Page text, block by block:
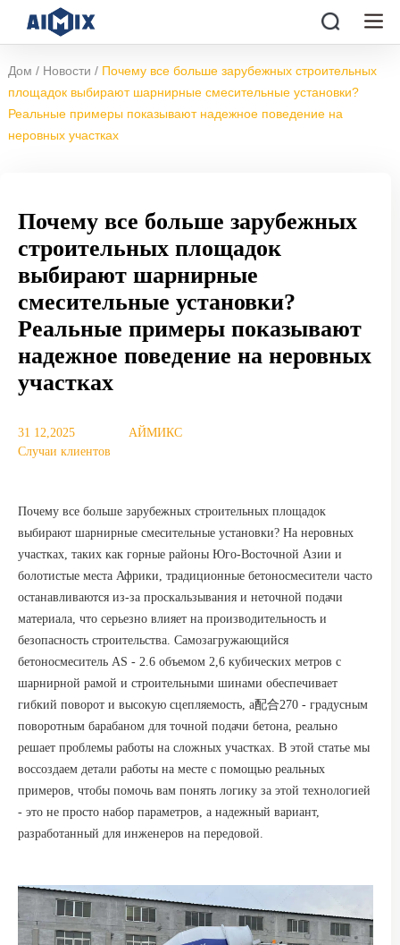
Дом / Новости / Почему все больше зарубежных строительных
площадок выбирают шарнирные смесительные установки?
Реальные примеры показывают надежное поведение на
неровных участках
Почему все больше зарубежных
строительных площадок
выбирают шарнирные
смесительные установки?
Реальные примеры показывают
надежное поведение на неровных
участках
31 12,2025
АЙМИКС
Случаи клиентов
Почему все больше зарубежных строительных площадок
выбирают шарнирные смесительные установки? На неровных
участках, таких как горные районы Юго-Восточной Азии и
болотистые места Африки, традиционные бетоносмесители часто
останавливаются из-за проскальзывания и неточной подачи
материала, что серьезно влияет на производительность и
безопасность строительства. Самозагружающийся
бетоносмеситель AS - 2.6 объемом 2,6 кубических метров с
шарнирной рамой и строительными шинами обеспечивает
гибкий поворот и высокую сцепляемость, а配合270 - градусным
поворотным барабаном для точной подачи бетона, реально
решает проблемы работы на сложных участках. В этой статье мы
воссоздаем детали работы на месте с помощью реальных
примеров, чтобы помочь вам понять логику за этой технологией
- это не просто набор параметров, а надежный вариант,
разработанный для инженеров на передовой.